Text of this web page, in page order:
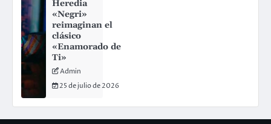
Heredia
«Negri»
reimaginan el
clásico
«Enamorado de
Ti»
Admin
25 de julio de 2026